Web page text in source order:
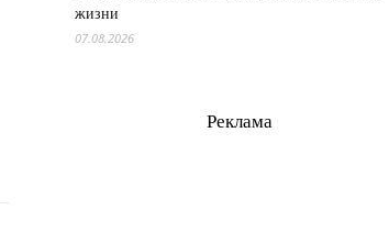
жизни
07.08.2026
Реклама